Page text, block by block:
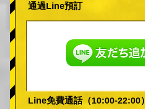
通過Line預訂
Line免費通話（10:00-22:00）